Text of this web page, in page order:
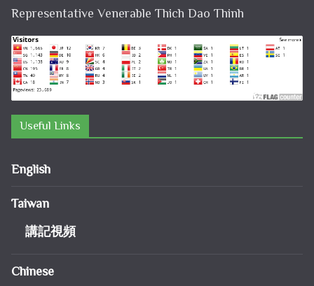
Representative Venerable Thich Dao Thinh
Useful Links
English
Taiwan
講記視頻
Chinese